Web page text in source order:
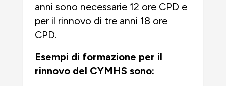
anni sono necessarie 12 ore CPD e
per il rinnovo di tre anni 18 ore
CPD.
Esempi di formazione per il
rinnovo del CYMHS sono: